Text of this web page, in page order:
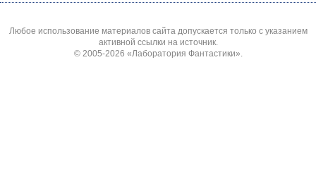
Любое использование материалов сайта допускается только с указанием
активной ссылки на источник.
© 2005-2026 «Лаборатория Фантастики»